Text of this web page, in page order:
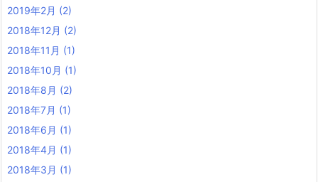
2019年2月 (2)
2018年12月 (2)
2018年11月 (1)
2018年10月 (1)
2018年8月 (2)
2018年7月 (1)
2018年6月 (1)
2018年4月 (1)
2018年3月 (1)